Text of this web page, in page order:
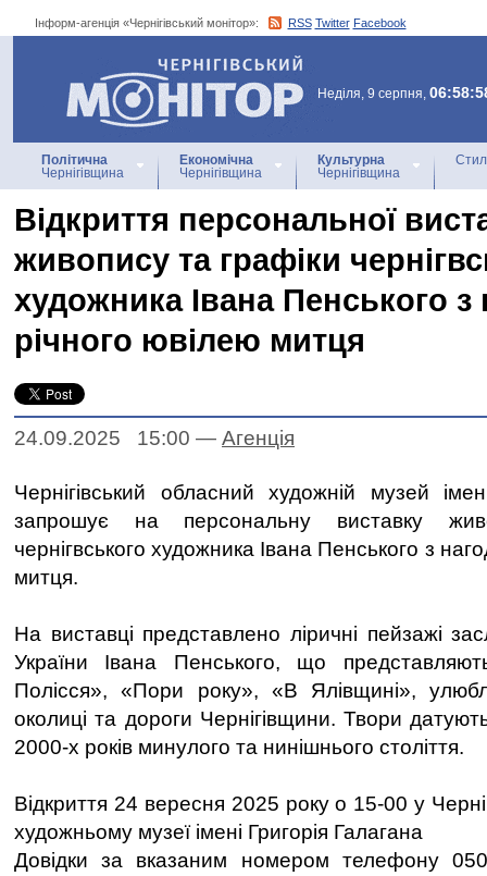
Інформ-агенція «Чернігівський монітор»: RSS Twitter Facebook
Інформ-агенція
«Чернігівський монітор»
Неділя, 9 серпня,
Політична
Чернігівщина
Економічна
Чернігівщина
Культурна
Чернігівщина
Відкриття персональної
живопису та графіки
художника Івана Пенського з
річного ювілею митця
24.09.2025 15:00 — Агенцiя
Чернігівський обласний художній музей
запрошує на персональну виставку
чернігвського художника Івана Пенського з
митця.
На виставці представлено ліричні пейзажі
України Івана Пенського, що
Полісся», «Пори року», «В Ялівщині»,
околиці та дороги Чернігівщини. Твори
2000-х років минулого та нинішнього століття.
Відкриття 24 вересня 2025 року о 15-00 у
художньому музеї імені Григорія Галагана
Довідки за вказаним номером телефону